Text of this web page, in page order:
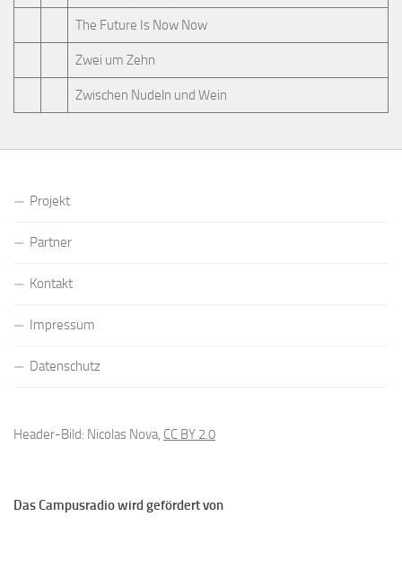
The Future Is Now Now
Zwei um Zehn
Zwischen Nudeln und Wein
Projekt
Partner
Kontakt
Impressum
Datenschutz
Header-Bild: Nicolas Nova, CC BY 2.0
Das Campusradio wird gefördert von